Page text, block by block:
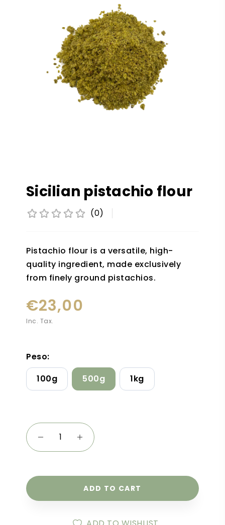
Sicilian pistachio flour
(0)
Pistachio flour is a versatile, high-
quality ingredient, made exclusively
from finely ground pistachios.
€23,00
Inc. Tax.
Peso:
100g
500g 1kg
ADD TO CART